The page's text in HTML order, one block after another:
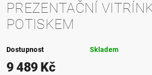
PREZENTAČNÍ
POTISKEM
Dostupnost Skladem
9 489 Kč